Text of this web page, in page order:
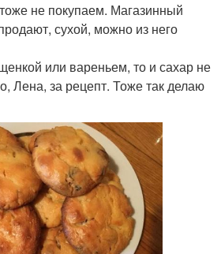
не покупаем. Магазинный
сухой, можно из него
или вареньем, то и сахар не
Лена, за рецепт. Тоже так делаю